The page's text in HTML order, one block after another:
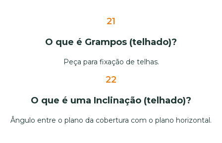
21
O que é Grampos (telhado)?
Peça para fixação de telhas.
22
O que é uma Inclinação (telhado)?
Ângulo entre o plano da cobertura com o plano horizontal.